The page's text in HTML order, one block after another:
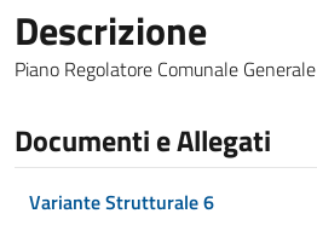
Descrizione
Piano Regolatore Comunale Generale
Documenti e Allegati
Variante Strutturale 6